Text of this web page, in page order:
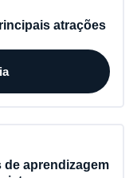
atrações
de aprendizagem